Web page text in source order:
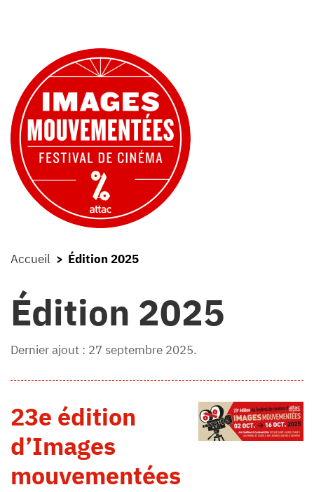
Accueil Édition 2025
Édition 2025
Dernier ajout : 27 septembre 2025.
23e édition
d’Images
mouvementées